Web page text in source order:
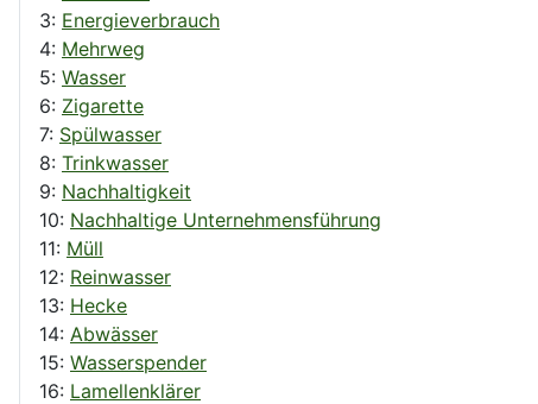
3: Energieverbrauch
4: Mehrweg
5: Wasser
6: Zigarette
7: Spülwasser
8: Trinkwasser
9: Nachhaltigkeit
10: Nachhaltige Unternehmensführung
11: Müll
12: Reinwasser
13: Hecke
14: Abwässer
15: Wasserspender
16: Lamellenklärer